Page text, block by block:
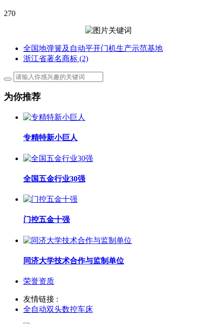
270
全国地弹簧及自动平开门机生产示范基地
浙江省著名商标 (2)
为你推荐
专精特新小巨人
全国五金行业30强
门控五金十强
同济大学技术合作与监制单位
荣誉资质
友情链接 :
全自动双头数控车床